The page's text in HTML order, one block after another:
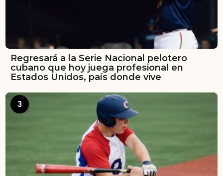
Regresará a la Serie Nacional pelotero
cubano que hoy juega profesional en
Estados Unidos, país donde vive
3